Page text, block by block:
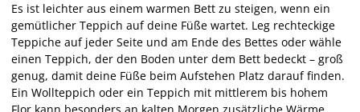
Es ist leichter aus einem warmen Bett zu steigen, wenn ein
gemütlicher Teppich auf deine Füße wartet. Leg rechteckige
Teppiche auf jeder Seite und am Ende des Bettes oder wähle
einen Teppich, der den Boden unter dem Bett bedeckt – groß
genug, damit deine Füße beim Aufstehen Platz darauf finden.
Ein Wollteppich oder ein Teppich mit mittlerem bis hohem